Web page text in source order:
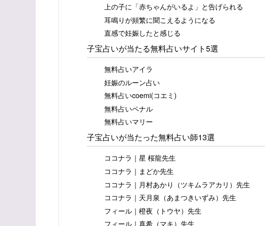
上の子に「赤ちゃんがいるよ」と告げられる
耳鳴りが頻繁に聞こえるようになる
直感で妊娠したと感じる
子宝占いが当たる無料占いサイト5選
無料占いアイラ
妊娠のルーン占い
無料占いcoemi(コエミ)
無料占いペナル
無料占いマリー
子宝占いが当たった無料占い師13選
ココナラ｜星 桜龍先生
ココナラ｜まどか先生
ココナラ｜月村あかり（ツキムラアカリ）先生
ココナラ｜天月泉（あまつきいずみ）先生
フィール｜橙夜（トウヤ）先生
フィール｜真希（マキ）先生